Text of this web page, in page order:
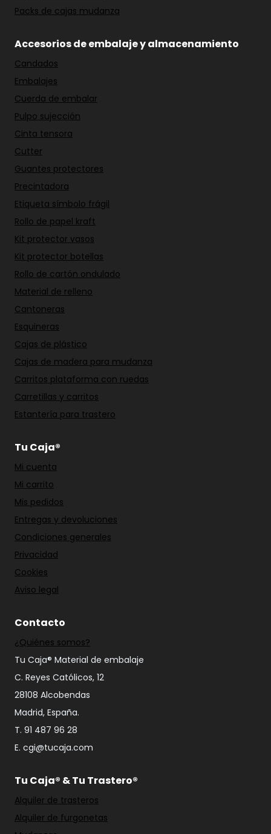
Packs de cajas mudanza
Accesorios de embalaje y almacenamiento
Candados
Embalajes
Cuerda de embalar
Pulpo sujección
Cinta tensora
Cutter
Guantes protectores
Precintadora
Etiqueta símbolo frágil
Rollo de papel kraft
Kit protector vasos
Kit protector botellas
Rollo de cartón ondulado
Material de relleno
Cantoneras
Esquineras
Cajas de plástico
Cajas de madera para mudanza
Carritos plataforma con ruedas
Carretillas y carritos
Estantería para trastero
Tu Caja®
Mi cuenta
Mi carrito
Mis pedidos
Entregas y devoluciones
Condiciones generales
Privacidad
Cookies
Aviso legal
Contacto
¿Quiénes somos?
Tu Caja® Material de embalaje
C. Reyes Católicos, 12
28108 Alcobendas
Madrid, España.
T. 91 487 96 28
E. cgi@tucaja.com
Tu Caja® & Tu Trastero®
Alquiler de trasteros
Alquiler de furgonetas